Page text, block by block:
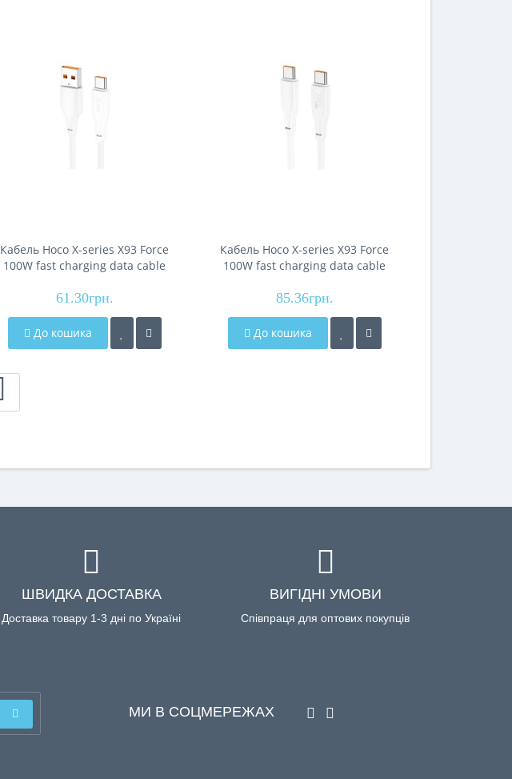
Кабель Hoco X-series X93 Force
100W fast charging data cable
61.30грн.
До кошика
Кабель Hoco X-series X93 Force
100W fast charging data cable
85.36грн.
До кошика
ШВИДКА ДОСТАВКА
Доставка товару 1-3 дні по Україні
ВИГІДНІ УМОВИ
Співпраця для оптових покупців
МИ В СОЦМЕРЕЖАХ